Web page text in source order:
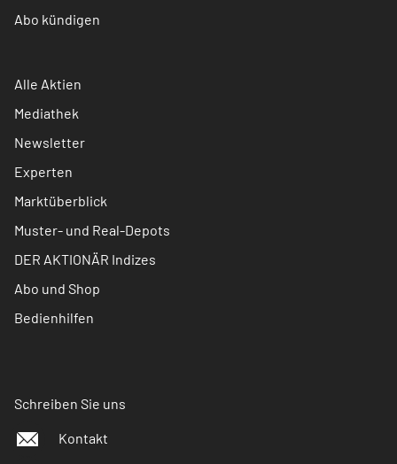
Abo kündigen
Alle Aktien
Mediathek
Newsletter
Experten
Marktüberblick
Muster- und Real-Depots
DER AKTIONÄR Indizes
Abo und Shop
Bedienhilfen
Schreiben Sie uns
Kontakt